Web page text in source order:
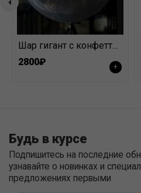
Шар гигант с конфетти 60-70 см
2800₽
+
Будь в курсе
Подпишитесь на последние
узнавайте о новинках и
предложениях первыми